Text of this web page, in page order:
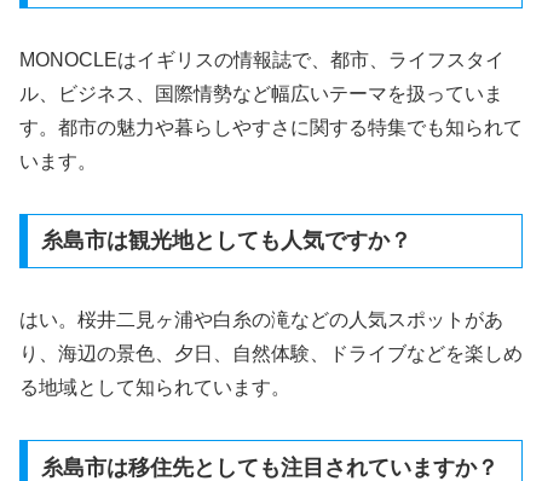
MONOCLEはイギリスの情報誌で、都市、ライフスタイ
ル、ビジネス、国際情勢など幅広いテーマを扱っていま
す。都市の魅力や暮らしやすさに関する特集でも知られて
います。
糸島市は観光地としても人気ですか？
はい。桜井二見ヶ浦や白糸の滝などの人気スポットがあ
り、海辺の景色、夕日、自然体験、ドライブなどを楽しめ
る地域として知られています。
糸島市は移住先としても注目されていますか？